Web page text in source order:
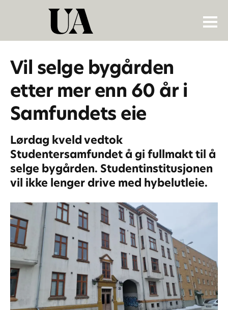
Vil selge bygården
etter mer enn 60 år i
Samfundets eie
Lørdag kveld vedtok
Studentersamfundet å gi fullmakt til å
selge bygården. Studentinstitusjonen
vil ikke lenger drive med hybelutleie.